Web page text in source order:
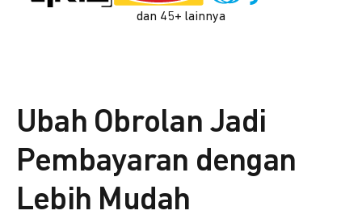
dan 45+ lainnya
Ubah Obrolan Jadi
Pembayaran dengan
Lebih Mudah